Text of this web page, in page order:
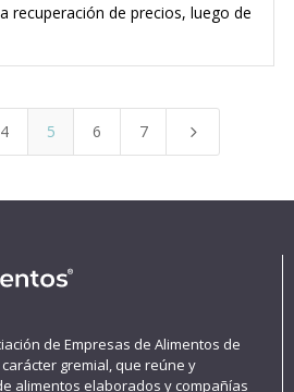
recuperación de precios, luego de
4 5 6 7 5
de Empresas de Alimentos de
gremial, que reúne y
alimentos elaborados y compañías